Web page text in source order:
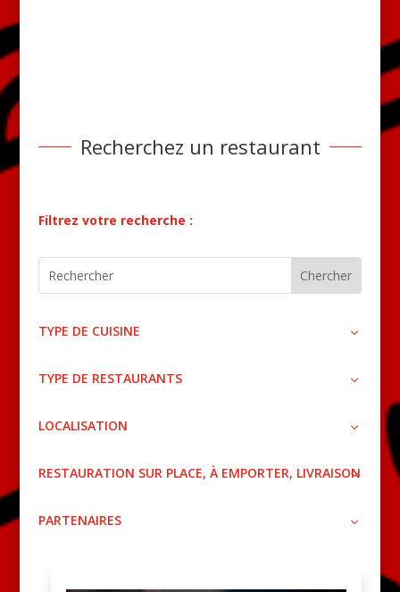
Recherchez un restaurant
Filtrez votre recherche :
TYPE DE CUISINE
TYPE DE RESTAURANTS
LOCALISATION
RESTAURATION SUR PLACE, À EMPORTER, LIVRAISON
PARTENAIRES